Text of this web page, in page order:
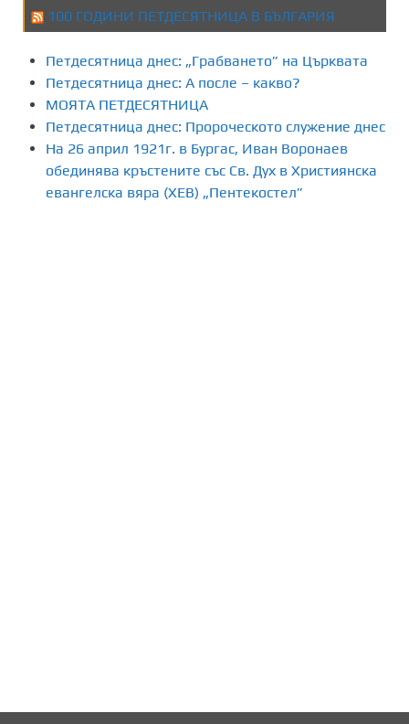
я
н
е
н
100 ГОДИНИ ПЕТДЕСЯТНИЦА В БЪЛГАРИЯ
Петдесятница днес: „Грабването” на Църквата
Петдесятница днес: А после – какво?
МОЯТА ПЕТДЕСЯТНИЦА
Петдесятница днес: Пророческото служение днес
На 26 април 1921г. в Бургас, Иван Воронаев
обединява кръстените със Св. Дух в Християнска
евангелска вяра (ХЕВ) „Пентекостел”